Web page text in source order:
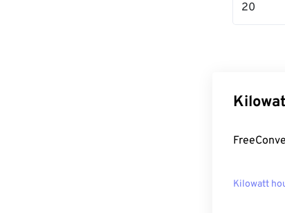
20
Kilowatt